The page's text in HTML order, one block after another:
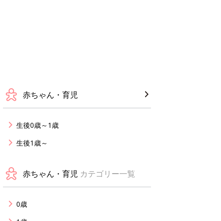
赤ちゃん・育児
生後0歳～1歳
生後1歳～
赤ちゃん・育児 カテゴリー一覧
0歳